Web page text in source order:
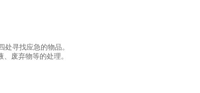
寻找应急的物品。
废弃物等的处理。